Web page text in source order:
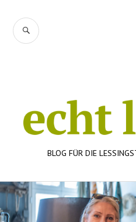
Inhalt
springen
BLOG FÜR DIE
SUCHE